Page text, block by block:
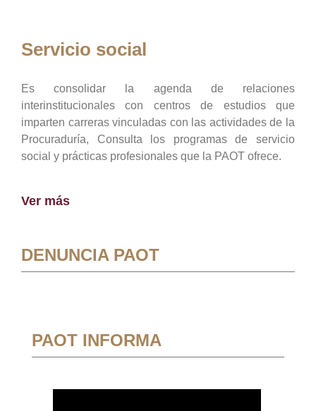
Servicio social
Es consolidar la agenda de relaciones
interinstitucionales con centros de estudios que
imparten carreras vinculadas con las actividades de la
Procuraduría, Consulta los programas de servicio
social y prácticas profesionales que la PAOT ofrece.
Ver más
DENUNCIA PAOT
PAOT INFORMA